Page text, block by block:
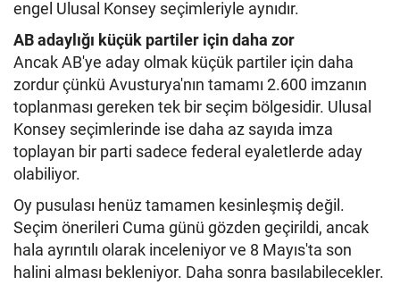
engel Ulusal Konsey seçimleriyle aynıdır.
AB adaylığı küçük partiler için daha zor
Ancak AB'ye aday olmak küçük partiler için daha
zordur çünkü Avusturya'nın tamamı 2.600 imzanın
toplanması gereken tek bir seçim bölgesidir. Ulusal
Konsey seçimlerinde ise daha az sayıda imza
toplayan bir parti sadece federal eyaletlerde aday
olabiliyor.
Oy pusulası henüz tamamen kesinleşmiş değil.
Seçim önerileri Cuma günü gözden geçirildi, ancak
hala ayrıntılı olarak inceleniyor ve 8 Mayıs'ta son
halini alması bekleniyor. Daha sonra basılabilecekler.